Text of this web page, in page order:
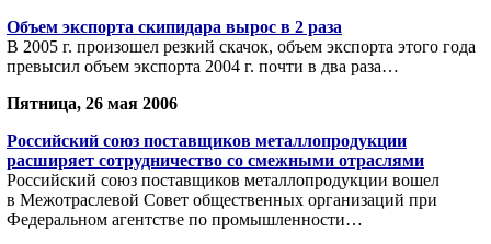
Объем экспорта скипидара вырос в 2 раза
В 2005 г. произошел резкий скачок, объем экспорта этого года
превысил объем экспорта 2004 г. почти в два раза…
Пятница, 26 мая 2006
Российский союз поставщиков металлопродукции
расширяет сотрудничество со смежными отраслями
Российский союз поставщиков металлопродукции вошел
в Межотраслевой Совет общественных организаций при
Федеральном агентстве по промышленности…